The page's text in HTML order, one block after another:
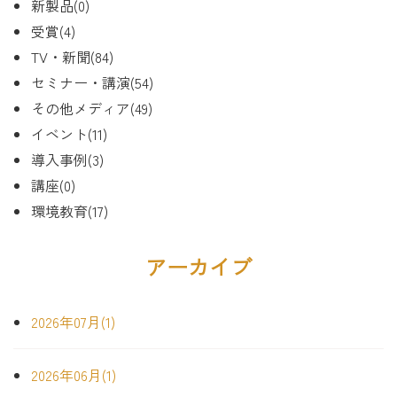
新製品(0)
受賞(4)
TV・新聞(84)
セミナー・講演(54)
その他メディア(49)
イベント(11)
導入事例(3)
講座(0)
環境教育(17)
アーカイブ
2026年07月(1)
2026年06月(1)